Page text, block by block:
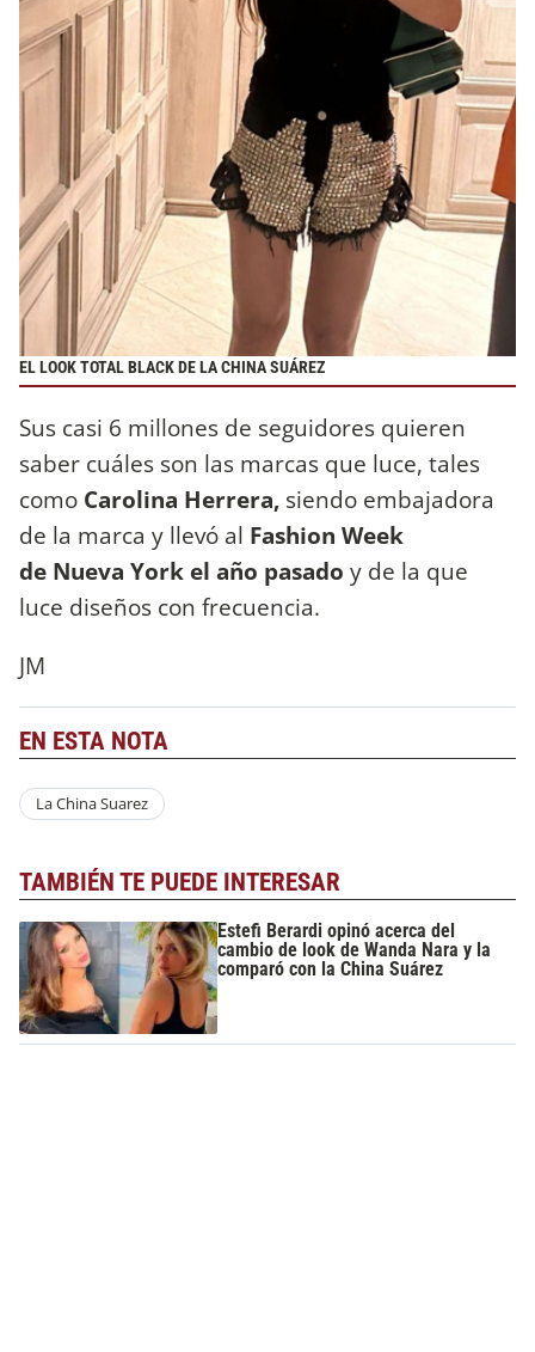
EL LOOK TOTAL BLACK DE LA CHINA SUÁREZ
Sus casi 6 millones de seguidores quieren
saber cuáles son las marcas que luce, tales
como Carolina Herrera, siendo embajadora
de la marca y llevó al Fashion Week
de Nueva York el año pasado y de la que
luce diseños con frecuencia.
JM
EN ESTA NOTA
La China Suarez
TAMBIÉN TE PUEDE INTERESAR
Estefi Berardi opinó acerca del
cambio de look de Wanda Nara y la
comparó con la China Suárez